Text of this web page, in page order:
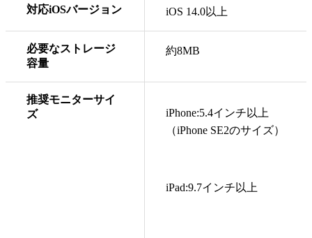
対応iOSバージョン iOS 14.0以上
必要なストレージ
容量
約8MB
推奨モニターサイ
ズ
iPhone:5.4インチ以上
（iPhone SE2のサイズ）
iPad:9.7インチ以上